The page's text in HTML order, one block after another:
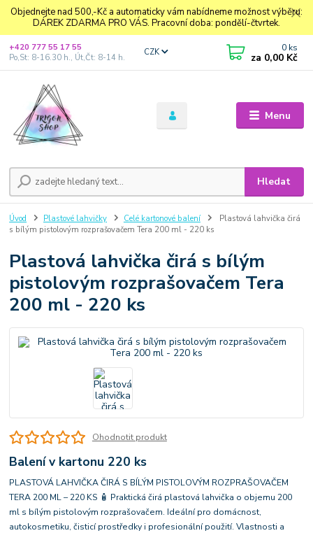
Objednejte nad 500,-Kč a automaticky vám nabídneme možnost výběru:
DÁREK ZDARMA PRO VÁS. Pracovní doba: pondělí-čtvrtek.
Menu
CZK
Hledat
+420 777 55 17 55
Po,St: 8-16.30 h., Út,Čt: 8-14 h.
0 ks
za 0,00 Kč
Úvod Plastové lahvičky Celé kartonové balení
Plastová lahvička čirá
s bílým pistolovým rozprašovačem Tera 200 ml - 220 ks
Plastová lahvička čirá s bílým
pistolovým rozprašovačem Tera
200 ml - 220 ks
Ohodnotit produkt
Balení v kartonu 220 ks
PLASTOVÁ LAHVIČKA ČIRÁ S BÍLÝM PISTOLOVÝM ROZPRAŠOVAČEM
TERA 200 ML – 220 KS 🧴 Praktická čirá plastová lahvička o objemu 200
ml s bílým pistolovým rozprašovačem. Ideální pro domácnost,
autokosmetiku, čisticí prostředky i profesionální použití. Vlastnosti a